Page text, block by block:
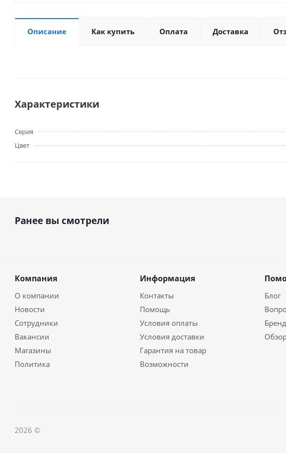
Описание Как купить Оплата Доставка
Характеристики
Серия
Цвет
Ранее вы смотрели
Компания
О компании
Новости
Сотрудники
Вакансии
Магазины
Политика
Информация
Контакты
Помощь
Условия оплаты
Условия доставки
Гарантия на товар
Возможности
Блог
2026 ©